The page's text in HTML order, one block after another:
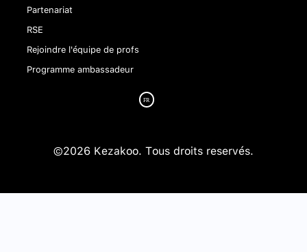
Partenariat
RSE
Rejoindre l'équipe de profs
Programme ambassadeur
©2026 Kezakoo. Tous droits reservés.